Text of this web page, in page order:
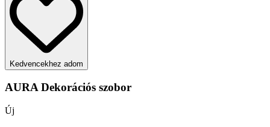
Kedvencekhez adom
AURA Dekorációs szobor
Új